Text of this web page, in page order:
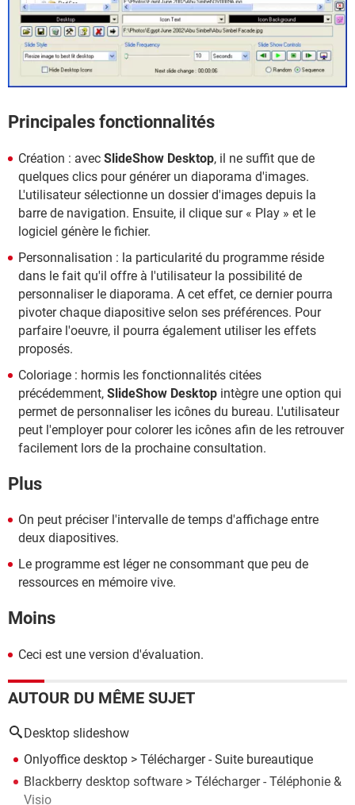
Principales fonctionnalités
Création : avec SlideShow Desktop, il ne suffit que de
quelques clics pour générer un diaporama d'images.
L'utilisateur sélectionne un dossier d'images depuis la
barre de navigation. Ensuite, il clique sur « Play » et le
logiciel génère le fichier.
Personnalisation : la particularité du programme réside
dans le fait qu'il offre à l'utilisateur la possibilité de
personnaliser le diaporama. A cet effet, ce dernier pourra
pivoter chaque diapositive selon ses préférences. Pour
parfaire l'oeuvre, il pourra également utiliser les effets
proposés.
Coloriage : hormis les fonctionnalités citées
précédemment, SlideShow Desktop intègre une option qui
permet de personnaliser les icônes du bureau. L'utilisateur
peut l'employer pour colorer les icônes afin de les retrouver
facilement lors de la prochaine consultation.
Plus
On peut préciser l'intervalle de temps d'affichage entre
deux diapositives.
Le programme est léger ne consommant que peu de
ressources en mémoire vive.
Moins
Ceci est une version d'évaluation.
AUTOUR DU MÊME SUJET
Desktop slideshow
Onlyoffice desktop > Télécharger - Suite bureautique
Blackberry desktop software > Télécharger - Téléphonie &
Visio